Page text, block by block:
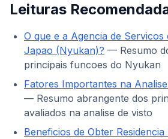
Leituras
O que e a Agencia de Servicos
Japao (Nyukan)? — Resumo
principais funcoes do Nyukan
Fatores Importantes na
— Resumo abrangente dos
avaliados na analise de visto
Beneficios de Obter